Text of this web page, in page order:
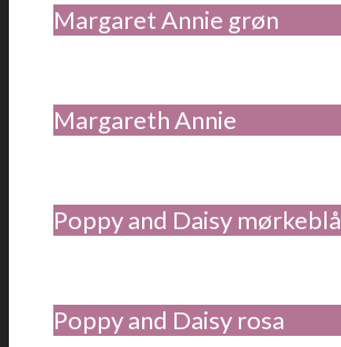
Margaret Annie grøn
Margareth Annie
Poppy and Daisy mørkeblå
Poppy and Daisy rosa